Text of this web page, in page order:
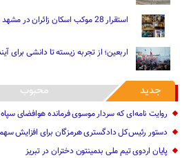
استقرار 28 موکب اسکان زائران در مشهد هم زمان با دهه پایانی صفر
اربعین؛ از تجربه زیسته تا دانشی برای
جدید محبوب
روایت نامه‌ای که سردار موسوی فرمانده هوافضای سپاه
دستور رئیس‌کل دادگستری هرمزگان برای افزایش
پایان اردوی تیم ملی بدمینتون دختران در تبریز